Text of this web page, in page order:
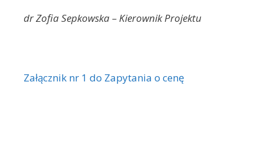
dr Zofia Sepkowska – Kierownik Projektu
Załącznik nr 1 do Zapytania o cenę